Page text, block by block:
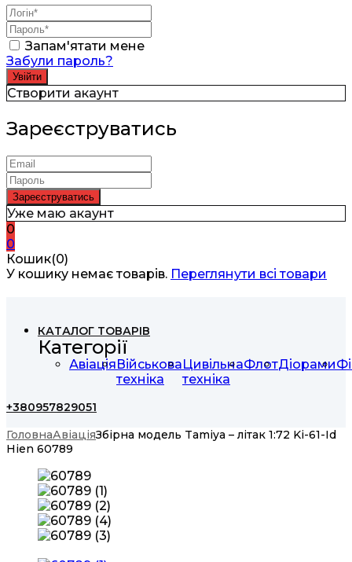
Запам'ятати мене
Забули пароль?
Створити акаунт
Зареєструватись
Уже маю акаунт
0
0
Кошик(0)
У кошику немає товарів. Переглянути всі товари
КАТАЛОГ ТОВАРІВ
Категорії
Авіація Військова
техніка
Цивільна
техніка
ФлотДіорами
+380957829051
ГоловнаАвіаціяЗбірна модель Tamiya – літак 1:72 Ki-61-Id
Hien 60789